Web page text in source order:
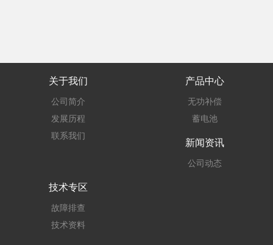
关于我们
公司简介
发展历程
联系我们
产品中心
无功补偿
蓄电池
新闻资讯
公司动态
技术专区
故障排查
技术资料